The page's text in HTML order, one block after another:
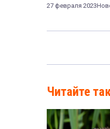
27 февраля 2023
Читайте